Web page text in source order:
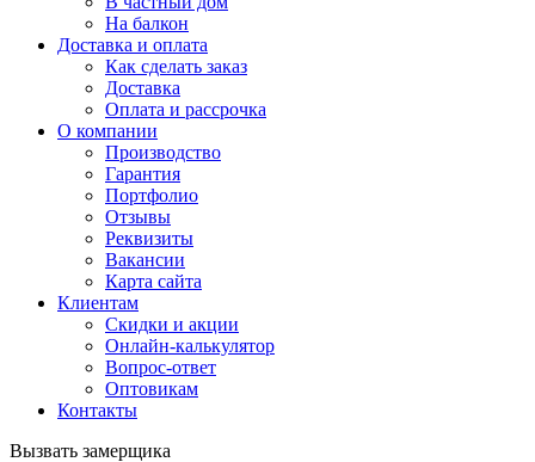
На балкон
Доставка и оплата
Как сделать заказ
Доставка
Оплата и рассрочка
О компании
Производство
Гарантия
Портфолио
Отзывы
Реквизиты
Вакансии
Карта сайта
Клиентам
Скидки и акции
Онлайн-калькулятор
Вопрос-ответ
Оптовикам
Контакты
Вызвать замерщика